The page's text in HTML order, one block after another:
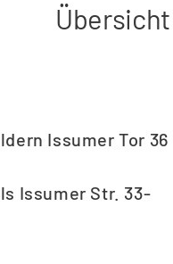
Issumer Tor 36
Issumer Str. 33-